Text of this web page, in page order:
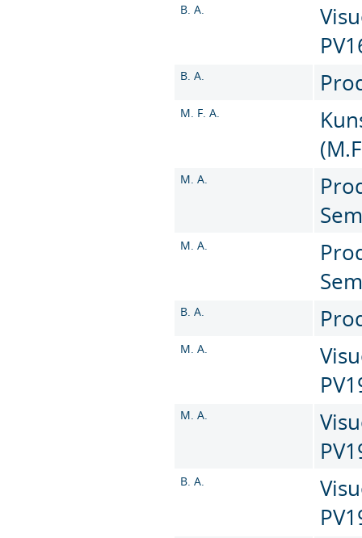
B. A.
B. A.
M. F. A.
M. A.
M. A.
B. A.
M. A.
M. A.
B. A.